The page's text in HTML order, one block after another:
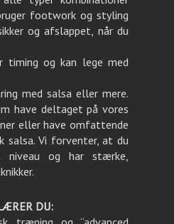
footwork og styling
og afslappet, når du
timing og kan lege med
med salsa eller mere.
have deltaget på vores
eller have omfattende
salsa. Vi forventer, at du
og har stærke,
DU: